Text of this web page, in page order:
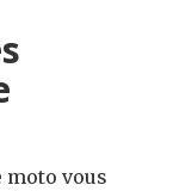
moto vous